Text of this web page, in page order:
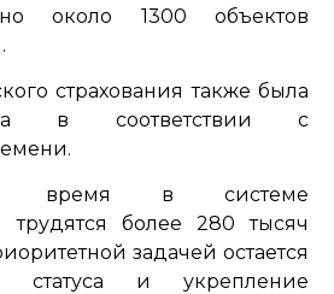
около 1300 объектов
страхования также была
в соответствии с
время в системе
трудятся более 280 тысяч
задачей остается
статуса и укрепление